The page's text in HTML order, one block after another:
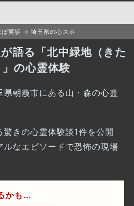
ぼ実話 埼玉県の心スポ
語る「北中緑地（きた
の心霊体験
県朝霞市にある山・森の心霊
きの心霊体験談1件を公開
ルなエピソードで恐怖の現場
かも…